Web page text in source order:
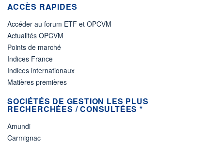
ACCÈS RAPIDES
Accéder au forum ETF et OPCVM
Actualités OPCVM
Points de marché
Indices France
Indices internationaux
Matières premières
SOCIÉTÉS DE GESTION LES PLUS
RECHERCHÉES / CONSULTÉES *
Amundi
Carmignac